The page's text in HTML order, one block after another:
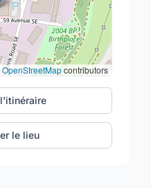
OpenStreetMapcontributors
le lieu